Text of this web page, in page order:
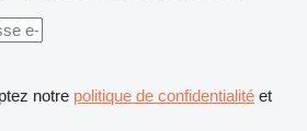
notre politique de confidentialité et